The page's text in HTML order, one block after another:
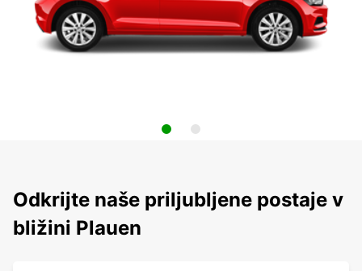
Odkrijte naše priljubljene postaje v
bližini Plauen